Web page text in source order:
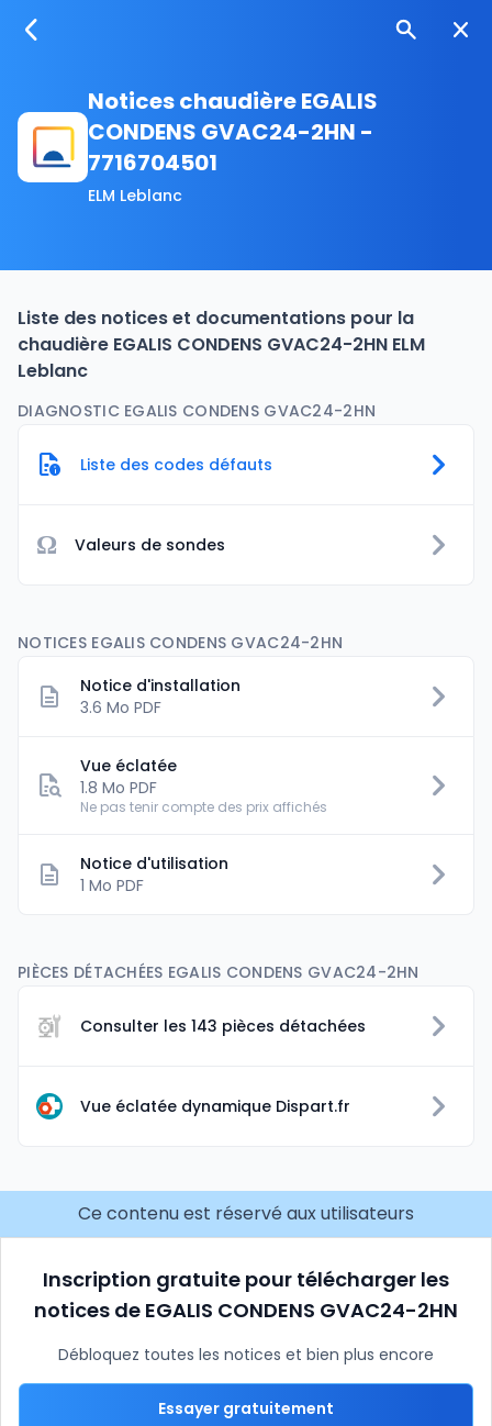
Notices chaudière EGALIS
CONDENS GVAC24-2HN -
7716704501
ELM Leblanc
Liste des notices et documentations pour la
chaudière EGALIS CONDENS GVAC24-2HN ELM
Leblanc
DIAGNOSTIC EGALIS CONDENS GVAC24-2HN
Liste des codes défauts
Ω Valeurs de sondes
NOTICES EGALIS CONDENS GVAC24-2HN
Notice d'installation
3.6 Mo PDF
Vue éclatée
1.8 Mo PDF
Ne pas tenir compte des prix affichés
Notice d'utilisation
1 Mo PDF
PIÈCES DÉTACHÉES EGALIS CONDENS GVAC24-2HN
Consulter les 143 pièces détachées
Vue éclatée dynamique Dispart.fr
Ce contenu est réservé aux utilisateurs
Inscription gratuite pour télécharger les
notices de EGALIS CONDENS GVAC24-2HN
Débloquez toutes les notices et bien plus encore
Essayer gratuitement